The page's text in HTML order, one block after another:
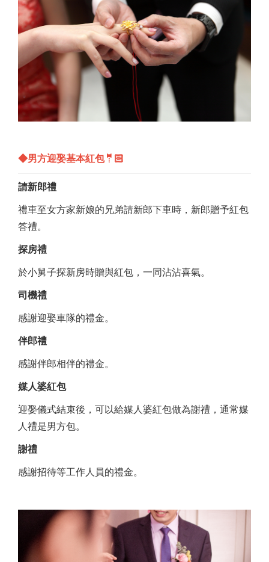
◆男方迎娶基本紅包🤵🏻
請新郎禮
禮車至女方家新娘的兄弟請新郎下車時，新郎贈予紅包
答禮。
探房禮
於小舅子探新房時贈與紅包，一同沾沾喜氣。
司機禮
感謝迎娶車隊的禮金。
伴郎禮
感謝伴郎相伴的禮金。
媒人婆紅包
迎娶儀式結束後，可以給媒人婆紅包做為謝禮，通常媒
人禮是男方包。
謝禮
感謝招待等工作人員的禮金。